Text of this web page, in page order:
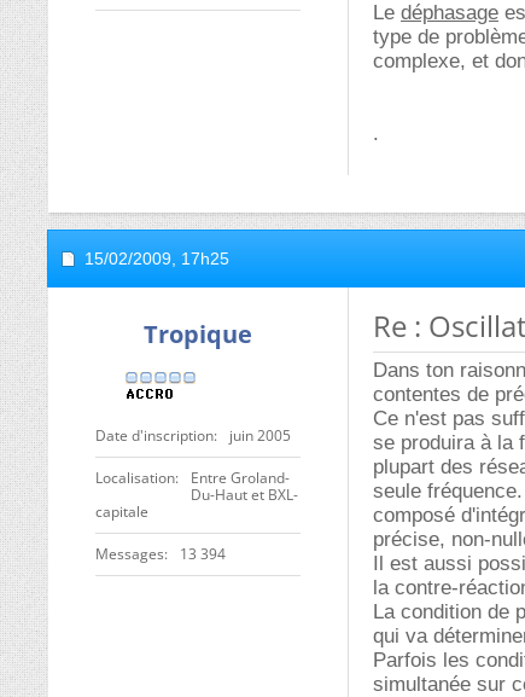
Le déphasage
type de
complexe, et
.
15/02/2009, 17h25
Tropique
Date d'inscription juin 2005
Localisation
Entre Groland-
Du-Haut et BXL-
capitale
Messages 13 394
Re :
Dans ton
contentes de
Ce n'est pas
se produira à la
plupart des
seule
composé
précise, non-
Il est aussi
la contre-
La condition de
qui va
Parfois les
simultanée sur